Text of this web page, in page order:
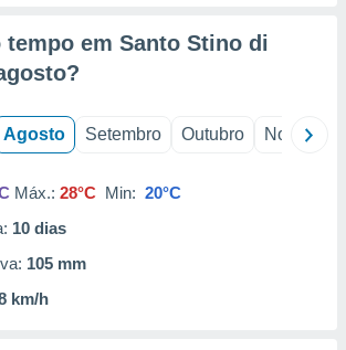
tempo em Santo Stino di
?
Agosto Setembro Outubro Novembro
Máx.: 28°C Min: 20°C
10 dias
105 mm
km/h